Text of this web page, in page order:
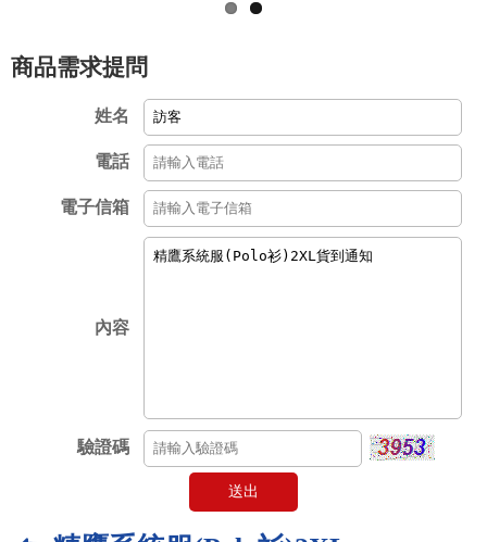
商品需求提問
姓名
電話
電子信箱
內容
驗證碼
送出